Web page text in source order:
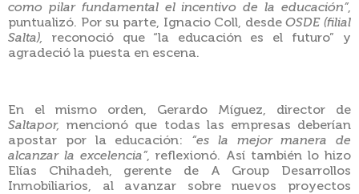
como pilar fundamental el incentivo de la educación”,
puntualizó. Por su parte, Ignacio Coll, desdeOSDE (filial
Salta), reconoció que “la educación es el futuro” y
agradeció la puesta en escena.
En el mismo orden, Gerardo Míguez, director de
Saltapor,mencionó que todas las empresas deberían
apostar por la educación: “es la mejor manera de
alcanzar la excelencia”, reflexionó. Así también lo hizo
Elías Chihadeh, gerente de A Group Desarrollos
Inmobiliarios, al avanzar sobre nuevos proyectos